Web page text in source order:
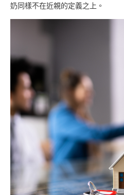
奶同樣不在近親的定義之上。